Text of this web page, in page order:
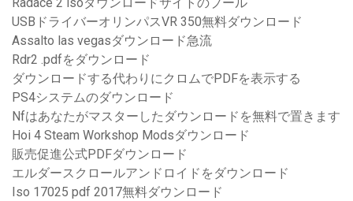
Radace 2 isoダウンロードサイトのプール
USBドライバーオリンパスVR 350無料ダウンロード
Assalto las vegasダウンロード急流
Rdr2 .pdfをダウンロード
ダウンロードする代わりにクロムでPDFを表示する
PS4システムのダウンロード
Nfはあなたがマスターしたダウンロードを無料で置きます
Hoi 4 Steam Workshop Modsダウンロード
販売促進公式PDFダウンロード
エルダースクロールアンドロイドをダウンロード
Iso 17025 pdf 2017無料ダウンロード